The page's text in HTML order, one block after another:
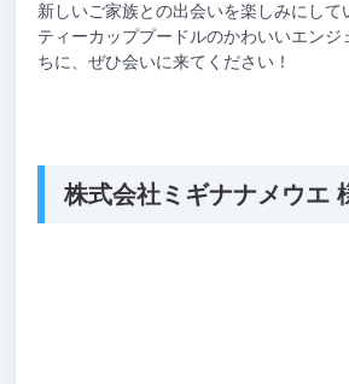
新しいご家族との出会いを楽しみにして
ティーカッププードルのかわいいエンジ
ちに、ぜひ会いに来てください！
株式会社ミギナナメウエ